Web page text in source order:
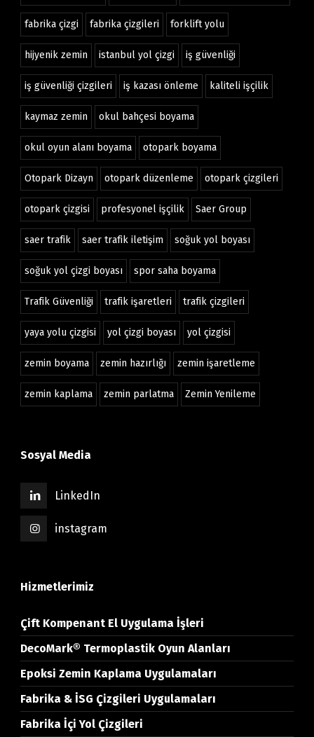
fabrika çizgi fabrika çizgileri forklift yolu
hijyenik zemin istanbul yol çizgi iş güvenliği
iş güvenliği çizgileri iş kazası önleme kaliteli işçilik
kaymaz zemin okul bahçesi boyama
okul oyun alanı boyama otopark boyama
Otopark Dizayn otopark düzenleme otopark çizgileri
otopark çizgisi profesyonel işçilik Saer Group
saer trafik saer trafik iletişim soğuk yol boyası
soğuk yol çizgi boyası spor saha boyama
Trafik Güvenliği trafik işaretleri trafik çizgileri
yaya yolu çizgisi yol çizgi boyası yol çizgisi
zemin boyama zemin hazırlığı zemin işaretleme
zemin kaplama zemin parlatma Zemin Yenileme
Sosyal Media
LinkedIn
instagram
Hizmetlerimiz
Çift Kompenant El Uygulama İşleri
DecoMark® Termoplastik Oyun Alanları
Epoksi Zemin Kaplama Uygulamaları
Fabrika & İSG Çizgileri Uygulamaları
Fabrika İçi Yol Çizgileri